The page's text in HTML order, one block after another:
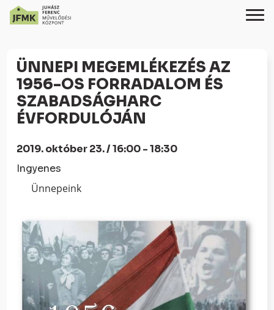
Content
navigációhoz
ÜNNEPI MEGEMLÉKEZÉS AZ
1956-OS FORRADALOM ÉS
SZABADSÁGHARC
ÉVFORDULÓJÁN
2019. október 23. / 16:00 - 18:30
Ingyenes
Ünnepeink